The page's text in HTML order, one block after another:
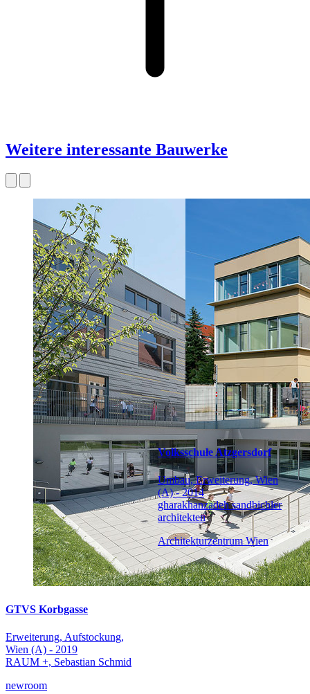
Weitere interessante Bauwerke
GTVS Korbgasse
Erweiterung, Aufstockung,
Wien (A) - 2019
RAUM +, Sebastian Schmid
newroom
Volksschule Atzgersdorf
Umbau, Erweiterung, Wien
(A) - 2014
gharakhanzadeh sandbichler
architekten
Architekturzentrum Wien